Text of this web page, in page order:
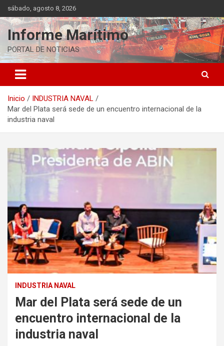
Saltar
al
contenido
sábado, agosto 8, 2026
Informe Marítimo
PORTAL DE NOTICIAS
Inicio
INDUSTRIA NAVAL
Mar del Plata será sede de un encuentro internacional de la
industria naval
INDUSTRIA NAVAL
Mar del Plata será sede de un
encuentro internacional de la
industria naval